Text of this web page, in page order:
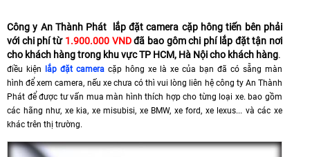
Công y An Thành Phát lắp đặt camera cặp hông tiến bên phải
với chi phí từ 1.900.000 VNDđã bao gôm chi phí lắp đặt tận nơi
cho khách hàng trong khu vực TP HCM, Hà Nội cho khách hàng.
điều kiện lắp đặt camera cặp hông xe là xe của bạn đã có sẵng màn
hình để xem camera, nếu xe chưa có thì vui lòng liên hệ công ty An Thành
Phát để được tư vấn mua màn hình thích hợp cho từng loại xe. bao gồm
các hãng như, xe kia, xe misubisi, xe BMW, xe ford, xe lexus... và các xe
khác trên thị trường.